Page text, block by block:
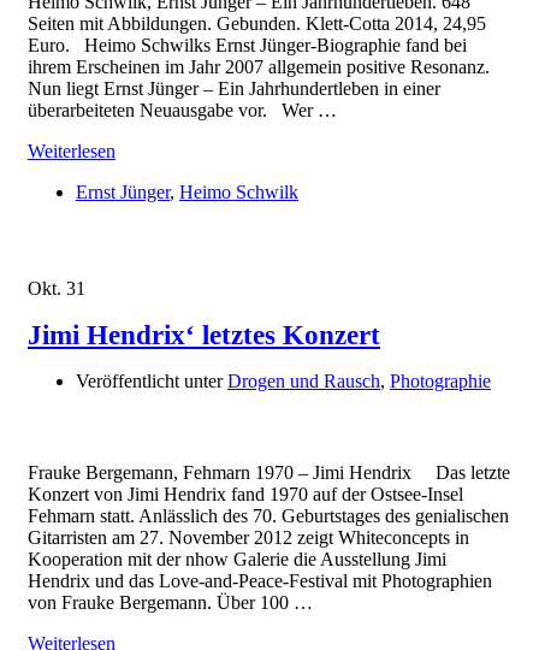
Seiten mit Abbildungen. Gebunden. Klett-Cotta 2014, 24,95
Euro. Heimo Schwilks Ernst Jünger-Biographie fand bei
ihrem Erscheinen im Jahr 2007 allgemein positive Resonanz.
Nun liegt Ernst Jünger – Ein Jahrhundertleben in einer
überarbeiteten Neuausgabe vor. Wer …
Weiterlesen
Ernst Jünger, Heimo Schwilk
Okt. 31
Jimi Hendrix‘ letztes Konzert
Veröffentlicht unterDrogen und Rausch, Photographie
Frauke Bergemann, Fehmarn 1970 – Jimi Hendrix Das letzte
Konzert von Jimi Hendrix fand 1970 auf der Ostsee-Insel
Fehmarn statt. Anlässlich des 70. Geburtstages des genialischen
Gitarristen am 27. November 2012 zeigt Whiteconcepts in
Kooperation mit der nhow Galerie die Ausstellung Jimi
Hendrix und das Love-and-Peace-Festival mit Photographien
von Frauke Bergemann. Über 100 …
Weiterlesen